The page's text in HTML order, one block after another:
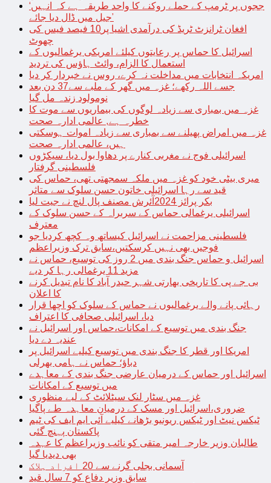
‘ججوں پر ٹرمپ کے حملے روکنے کا واحد طریقہ ہے کہ انہیں
جیل میں ڈال دیا جائے’
افغان ٹرانزٹ ٹریڈ کی درآمدی اشیا پر10 فیصد فیس کی
چھوٹ
اسرائیل کا حماس پر رعایتوں کیلئے امریکی یرغمالیوں کے
استعمال کا الزام، وائٹ ہاؤس کی تردید
امریکہ انتخابات میں مداخلت نہ کرے، روس نے خبردار کر دیا
جسے اللہ رکھے؛ غزہ میں گھر کے ملبے سے37 دن بعد
نومولود زندہ مل گیا
غزہ میں بمباری سے زیادہ لوگوں کی بیماریوں سے موت کا
خطرہ ہے, عالمی ادارہ صحت
غزہ میں امراض پھیلنے سے بمباری سے زیادہ اموات ہوسکتی
ہیں، عالمی ادارہ صحت
اسرائیلی فوج نے مغربی کنارے پر دھاوا بول دیا، سیکڑوں
فلسطینی گرفتار
میری بیٹی خود کو غزہ میں ملکہ سمجھتی تھی، حماس کی
قید سے رہا اسرائیلی خاتون حسن سلوک سے متاثر
بکر پرائز 2024آئرش مصنف پال لنچ نے جیت لیا
اسرائیلی یرغمالی حماس کے سربراہ کے حسن سلوک کے
معترف
فلسطینی مزاحمت نے اسرائیل کیساتھ وہ کچھ کردیا جو
فوجیں بھی نہیں کرسکتیں،سابق ترک وزیراعظم
اسرائیل و حماس جنگ بندی میں 2 روز کی توسیع، حماس نے
مزید 11 یرغمالی رہا کر دیے
بی جے پی کا تاریخی بھارتی شہر حیدر آباد کا نام تبدیل کرنے
کا اعلان
رہائی پانے والے یرغمالیوں نے حماس کے سلوک کو اچھا قرار
دیا، اسرائیلی صحافی کا اعتراف
جنگ بندی میں توسیع کے امکانات،حماس اور اسرائیل نے
عندیہ دے دیا
امریکا اور قطر کا جنگ بندی میں توسیع کیلیے اسرائیل پر
دباؤ؛ حماس نے ہامی بھرلی
اسرائیل اور حماس کے درمیان عارضی جنگ بندی کے معاہدے
میں توسیع کے امکانات
غزہ میں سٹار لنک سیٹلائٹ کے لیے منظوری
ضروری،اسرائیل اور مسک کے درمیان معاہدہ طے پاگیا
ٹیکس نیٹ اور ٹیکس ریونیو بڑھانے کیلیے آئی ایم ایف کی ٹیم
پاکستان پہنچ گئی
طالبان وزیر خارجہ امیر متقی کو نائب وزیراعظم کا عہدہ
بھی دیدیا گیا
آسمانی بجلی گرنے سے 20 افراد ہلاک
سابق وزیر دفاع کو 7 سال قید